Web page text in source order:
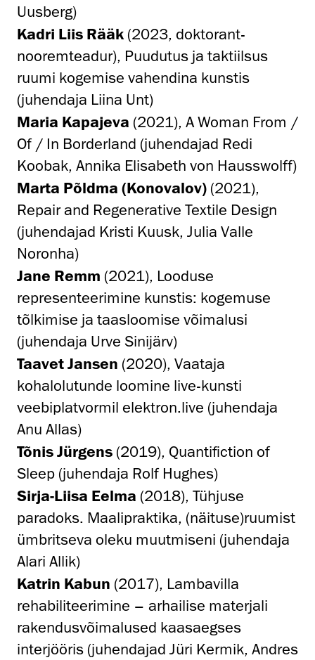
Uusberg)
Kadri Liis Rääk (2023, doktorant-
nooremteadur), Puudutus ja taktiilsus
ruumi kogemise vahendina kunstis
(juhendaja Liina Unt)
Maria Kapajeva (2021), A Woman From /
Of / In Borderland (juhendajad Redi
Koobak, Annika Elisabeth von Hausswolff)
Marta Põldma (Konovalov) (2021),
Repair and Regenerative Textile Design
(juhendajad Kristi Kuusk, Julia Valle
Noronha)
Jane Remm (2021), Looduse
representeerimine kunstis: kogemuse
tõlkimise ja taasloomise võimalusi
(juhendaja Urve Sinijärv)
Taavet Jansen (2020), Vaataja
kohalolutunde loomine live-kunsti
veebiplatvormil elektron.live (juhendaja
Anu Allas)
Tõnis Jürgens (2019), Quantifiction of
Sleep (juhendaja Rolf Hughes)
Sirja-Liisa Eelma (2018), Tühjuse
paradoks. Maalipraktika, (näituse)ruumist
ümbritseva oleku muutmiseni (juhendaja
Alari Allik)
Katrin Kabun (2017), Lambavilla
rehabiliteerimine – arhailise materjali
rakendusvõimalused kaasaegses
interjööris (juhendajad Jüri Kermik, Andres